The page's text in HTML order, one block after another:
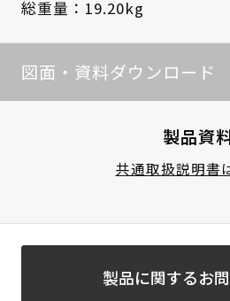
総重量：19.20kg
図面・資料ダウンロード
製品資
共通取扱説明書
製品に関するお